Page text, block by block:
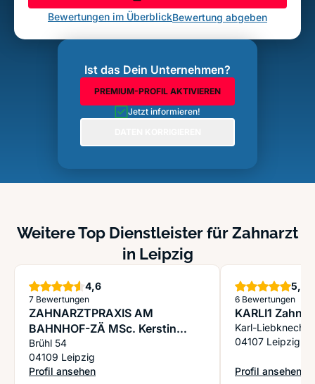
Bewertungen im ÜberblickBewertung abgeben
Ist das Dein Unternehmen?
PREMIUM-PROFIL AKTIVIEREN
Jetzt informieren!
Weitere Top Dienstleister für Zahnarzt
in Leipzig
4,6Sterne
7 Bewertungen
ZAHNARZTPRAXIS AM
BAHNHOF-ZÄ MSc. Kerstin
Jäger
Brühl 54
04109 Leipzig
Profil ansehen
: ZAHNARZTPRAXIS AM BAHNHOF-ZÄ MSc. Kerstin Jäger
5,0
6 Bewertungen
KARLI1 Zahn
Karl-
04107 Leipzig
Profil ansehen
: KARLI1 Zahn